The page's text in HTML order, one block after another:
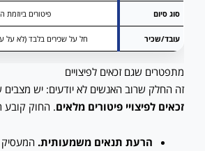
סוג סיום פיטורים ביוזמת
עובד/שכיר חל על שכירים בלבד (לא על
מתפטרים שגם זכאים לפיצויים
זה החלק שרוב האנשים לא יודעים: יש
זכאים לפיצויי פיטורים מלאים. החוק קובע
הרעת תנאים משמעותית. המעסיק